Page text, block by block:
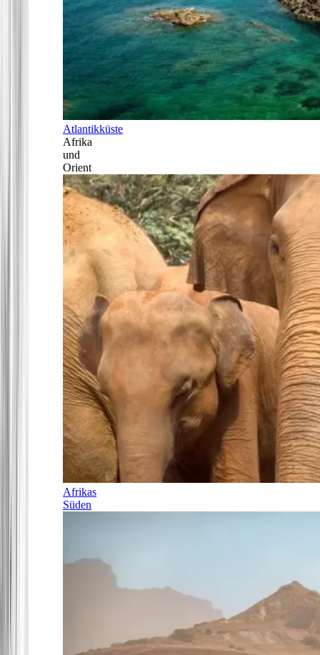
Atlantikküste
Afrika
und
Orient
Afrikas
Süden